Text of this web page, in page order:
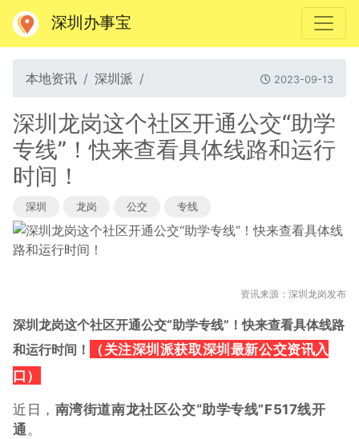
深圳办事宝
本地资讯 深圳派 2023-09-13
深圳龙岗这个社区开通公交“助学
专线”！快来查看具体线路和运行
时间！
深圳 龙岗 公交 专线
资讯来源：深圳龙岗发布
深圳龙岗这个社区开通公交“助学专线”！快来查看具体线路
和运行时间！
（关注深圳派获取深圳最新公交资讯入
口 ）
近日， 南湾街道南龙社区公交“助学专线”F517线开
通。